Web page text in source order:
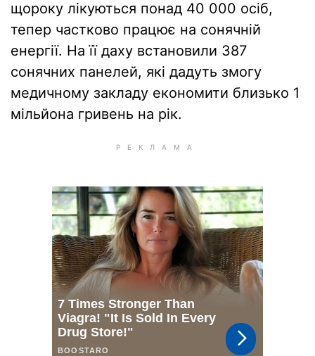
щороку лікуються понад 40 000 осіб,
тепер частково працює на сонячній
енергії. На її даху встановили 387
сонячних панелей, які дадуть змогу
медичному закладу економити близько 1
мільйона гривень на рік.